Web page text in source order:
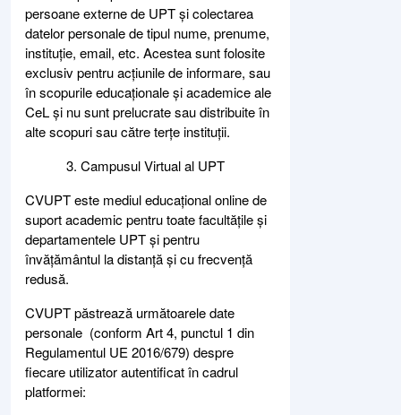
persoane externe de UPT și colectarea
datelor personale de tipul nume, prenume,
instituție, email, etc. Acestea sunt folosite
exclusiv pentru acțiunile de informare, sau
în scopurile educaționale și academice ale
CeL și nu sunt prelucrate sau distribuite în
alte scopuri sau către terțe instituții.
Campusul Virtual al UPT
CVUPT este mediul educațional online de
suport academic pentru toate facultățile și
departamentele UPT și pentru
învățământul la distanță și cu frecvență
redusă.
CVUPT păstrează următoarele date
personale (conform Art 4, punctul 1 din
Regulamentul UE 2016/679) despre
fiecare utilizator autentificat în cadrul
platformei: